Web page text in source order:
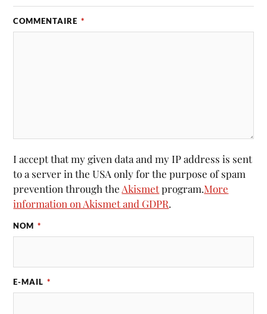
COMMENTAIRE *
I accept that my given data and my IP address is sent
to a server in the USA only for the purpose of spam
prevention through the Akismetprogram.More
information on Akismet and GDPR.
NOM *
E-MAIL *